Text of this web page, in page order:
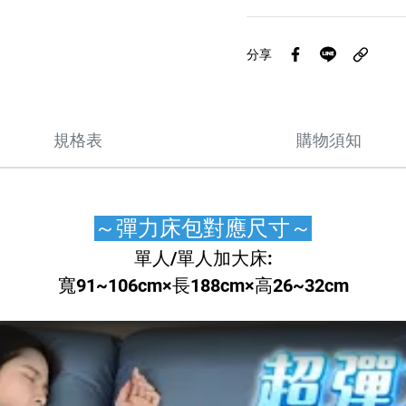
分享
規格表 購物須知
～彈力床包對應尺寸～
單人/單人加大床:
寬91~106cm×長188cm×高26~32cm